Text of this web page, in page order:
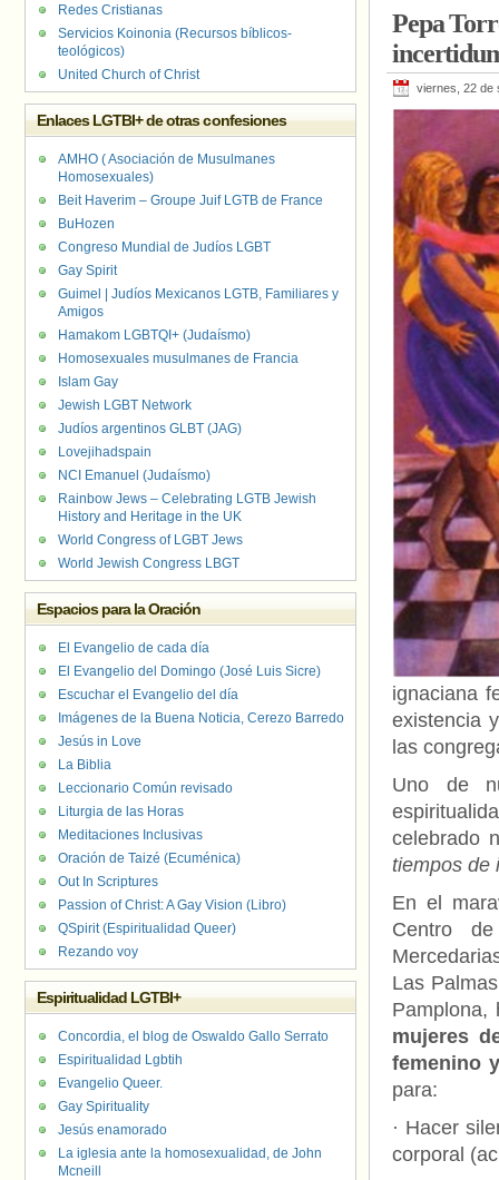
Pepa
viernes, 22 de
ignaciana
existencia
las
Uno de
celebrado
tiempos de
En el
Centro
Las
mujeres
femenino
para:
· Hacer
corporal
Redes Cristianas
Servicios Koinonia (Recursos bíblicos-
teológicos)
United Church of Christ
Enlaces LGTBI+ de otras confesiones
AMHO ( Asociación de Musulmanes
Homosexuales)
Beit Haverim – Groupe Juif LGTB de France
BuHozen
Congreso Mundial de Judíos LGBT
Gay Spirit
Guimel | Judíos Mexicanos LGTB, Familiares y
Amigos
Hamakom LGBTQI+ (Judaísmo)
Homosexuales musulmanes de Francia
Islam Gay
Jewish LGBT Network
Judíos argentinos GLBT (JAG)
Lovejihadspain
NCI Emanuel (Judaísmo)
Rainbow Jews – Celebrating LGTB Jewish
History and Heritage in the UK
World Congress of LGBT Jews
World Jewish Congress LBGT
Espacios para la Oración
El Evangelio de cada día
El Evangelio del Domingo (José Luis Sicre)
Escuchar el Evangelio del día
Imágenes de la Buena Noticia, Cerezo Barredo
Jesús in Love
La Biblia
Leccionario Común revisado
Liturgia de las Horas
Meditaciones Inclusivas
Oración de Taizé (Ecuménica)
Out In Scriptures
Passion of Christ: A Gay Vision (Libro)
QSpirit (Espiritualidad Queer)
Rezando voy
Espiritualidad LGTBI+
Concordia, el blog de Oswaldo Gallo Serrato
Espiritualidad Lgbtih
Evangelio Queer.
Gay Spirituality
Jesús enamorado
La iglesia ante la homosexualidad, de John
Mcneill